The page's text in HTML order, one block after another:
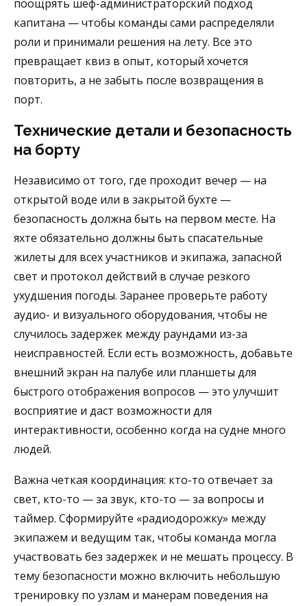
поощрять шеф-администраторский подход
капитана — чтобы команды сами распределяли
роли и принимали решения на лету. Все это
превращает квиз в опыт, который хочется
повторить, а не забыть после возвращения в
порт.
Технические детали и безопасность
на борту
Независимо от того, где проходит вечер — на
открытой воде или в закрытой бухте —
безопасность должна быть на первом месте. На
яхте обязательно должны быть спасательные
жилеты для всех участников и экипажа, запасной
свет и протокол действий в случае резкого
ухудшения погоды. Заранее проверьте работу
аудио- и визуального оборудования, чтобы не
случилось задержек между раундами из-за
неисправностей. Если есть возможность, добавьте
внешний экран на палубе или планшеты для
быстрого отображения вопросов — это улучшит
восприятие и даст возможности для
интерактивности, особенно когда на судне много
людей.
Важна четкая координация: кто-то отвечает за
свет, кто-то — за звук, кто-то — за вопросы и
таймер. Сформируйте «радиодорожку» между
экипажем и ведущим так, чтобы команда могла
участвовать без задержек и не мешать процессу. В
тему безопасности можно включить небольшую
тренировку по узлам и манерам поведения на